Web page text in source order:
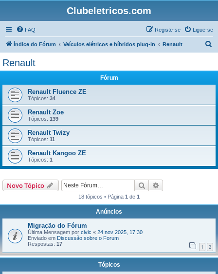
Clubeletricos.com
FAQ Ligue-se
Registe-se
Índice do Fórum Veículos elétricos e híbridos plug-in Renault
a
Renault
Fórum
Renault Fluence ZE
Tópicos: 34
Renault Zoe
Tópicos: 139
Renault Twizy
Tópicos: 11
Renault Kangoo ZE
Tópicos: 1
Novo Tópico Pesquisar
18 tópicos • Página 1 de 1
Anúncios
Migração do Fórum
Última Mensagem por civic « 24 nov 2025, 17:30
Enviado em Discussão sobre o Forum
Respostas: 17 1 2
Tópicos